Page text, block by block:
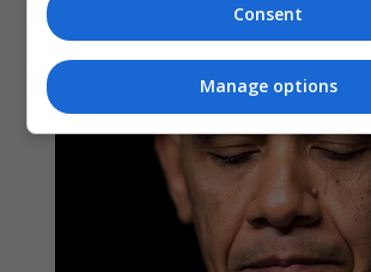
Consent
Manage options